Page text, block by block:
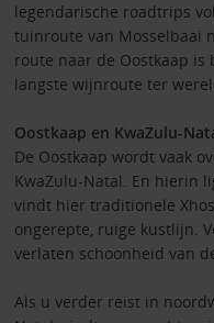
legendarische roadtrips
tuinroute van Mosselbaai
route naar de Oostkaap is
langste wijnroute ter
Oostkaap en KwaZulu-
De Oostkaap wordt vaak
KwaZulu-Natal. En hierin
vindt hier traditionele
ongerepte, ruige kustlijn.
verlaten schoonheid van
Als u verder reist in